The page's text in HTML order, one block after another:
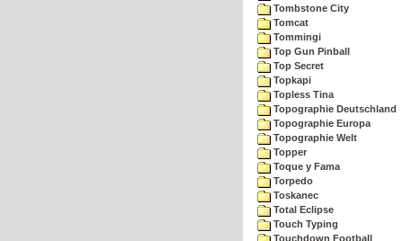
Tombstone City
Tomcat
Tommingi
Top Gun Pinball
Top Secret
Topkapi
Topless Tina
Topographie Deutschland
Topographie Europa
Topographie Welt
Topper
Toque y Fama
Torpedo
Toskanec
Total Eclipse
Touch Typing
Touchdown Football